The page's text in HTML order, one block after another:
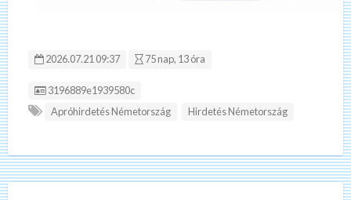
2026.07.21 09:37 75 nap, 13 óra
Hirdetés ID:
3196889e1939580c
Apróhirdetés Németország
Hirdetés Németország